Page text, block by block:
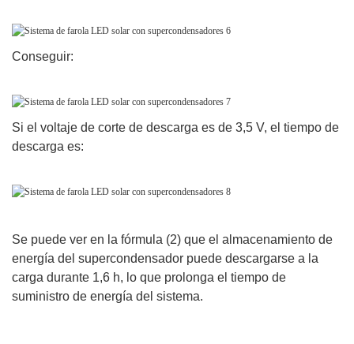
Conseguir:
Si el voltaje de corte de descarga es de 3,5 V, el tiempo de
descarga es:
Se puede ver en la fórmula (2) que el almacenamiento de
energía del supercondensador puede descargarse a la
carga durante 1,6 h, lo que prolonga el tiempo de
suministro de energía del sistema.